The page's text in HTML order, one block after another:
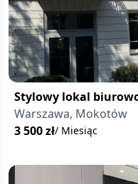
Stylowy lokal
Mokotów
Warszawa, Mokotów
3 500zł/ Miesiąc